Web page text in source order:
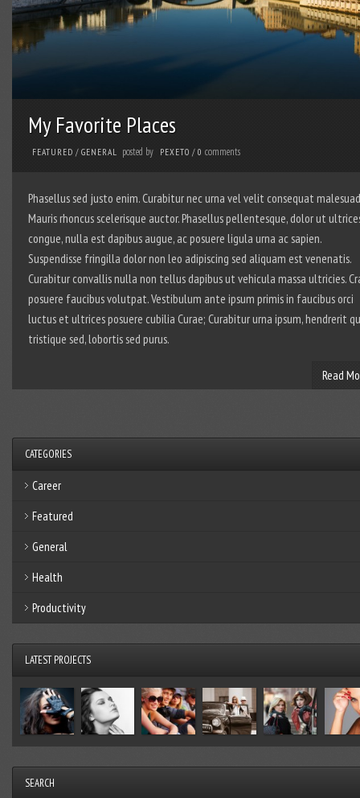
My Favorite Places
FEATURED / GENERAL posted by PEXETO / 0 comments
Phasellus sed justo enim. Curabitur nec urna vel velit consequat
Mauris rhoncus scelerisque auctor. Phasellus pellentesque, dolor ut
congue, nulla est dapibus augue, ac posuere ligula urna ac sapien.
Suspendisse fringilla dolor non leo adipiscing sed aliquam est venenatis.
Curabitur convallis nulla non tellus dapibus ut vehicula massa ultricies.
posuere faucibus volutpat. Vestibulum ante ipsum primis in faucibus orci
luctus et ultrices posuere cubilia Curae; Curabitur urna ipsum, hendrerit
tristique sed, lobortis sed purus.
Read
CATEGORIES
Career
Featured
General
Health
Productivity
LATEST PROJECTS
SEARCH